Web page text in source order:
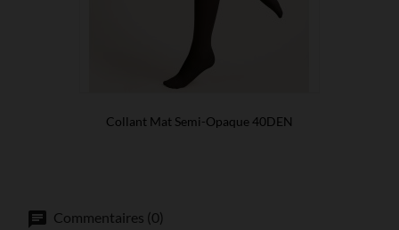
Collant Mat Semi-Opaque 40DEN
Commentaires (0)